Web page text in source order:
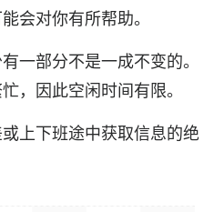
会对你有所帮助。
一部分不是一成不变的。
，因此空闲时间有限。
上下班途中获取信息的绝